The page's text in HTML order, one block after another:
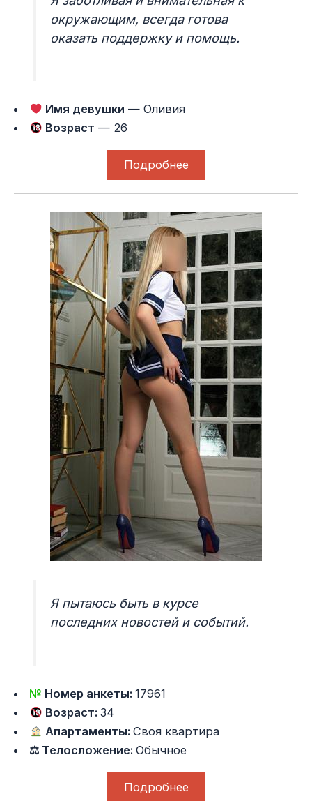
окружающим, всегда готова
оказать поддержку и помощь.
Имя девушки — Оливия
Возраст — 26
Подробнее
Я пытаюсь быть в курсе
последних новостей и событий.
№ Номер анкеты:17961
Возраст:34
Апартаменты:Своя квартира
⚖ Телосложение:Обычное
Подробнее